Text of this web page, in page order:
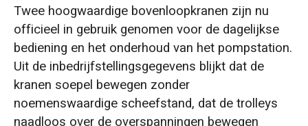
Twee hoogwaardige bovenloopkranen zijn nu
officieel in gebruik genomen voor de dagelijkse
bediening en het onderhoud van het pompstation.
Uit de inbedrijfstellingsgegevens blijkt dat de
kranen soepel bewegen zonder
noemenswaardige scheefstand, dat de trolleys
naadloos over de overspanningen bewegen